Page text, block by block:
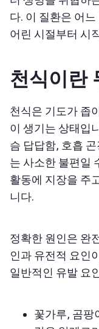
다. 이 질환은 어
어린 시절부터 시
천식이란
천식은 기도가 좁
이 생기는 상태입
슴 답답함, 호흡
는 사소한 불편일
활동에 지장을 주
니다.
정확한 원인은 완
인과 유전적 요인
일반적인 유발 요
꽃가루, 곰팡